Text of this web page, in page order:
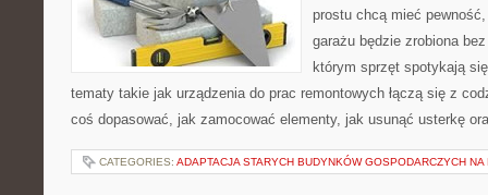
prostu chcą mieć
garażu będzie zrobiona
którym sprzęt spotykają
tematy takie jak urządzenia do prac remontowych łączą się z
coś dopasować, jak zamocować elementy, jak usunąć usterkę
CATEGORIES: ADAPTACJA STARYCH BUDYNKÓW GOSPODARCZYCH